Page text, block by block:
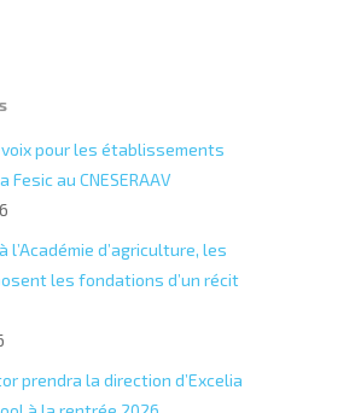
pour les établissements
Fesic au CNESERAAV
l’Académie d’agriculture, les
les fondations d’un récit
prendra la direction d’Excelia